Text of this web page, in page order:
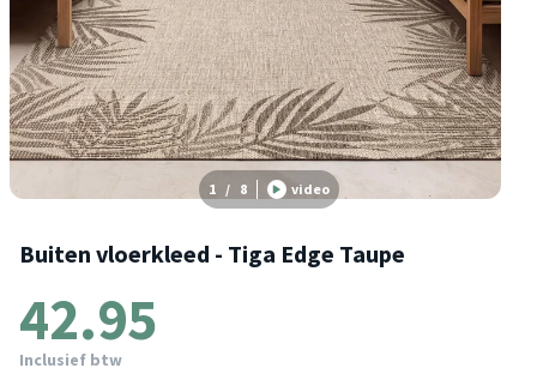
1 / 8 video
Buiten vloerkleed - Tiga Edge Taupe
42.95
Inclusief btw